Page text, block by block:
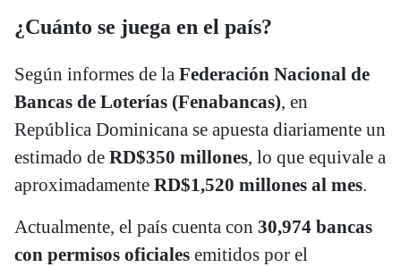
¿Cuánto se juega en el país?
Según informes de la Federación Nacional de
Bancas de Loterías (Fenabancas), en
República Dominicana se apuesta diariamente un
estimado de RD$350 millones, lo que equivale a
aproximadamente RD$1,520 millones al mes.
Actualmente, el país cuenta con 30,974 bancas
con permisos oficiales emitidos por el